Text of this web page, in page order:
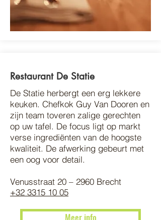
Restaurant De Statie
De Statie herbergt een erg lekkere
keuken. Chefkok Guy Van Dooren en
zijn team toveren zalige gerechten
op uw tafel. De focus ligt op markt
verse ingrediënten van de hoogste
kwaliteit. De afwerking gebeurt met
een oog voor detail.
Venusstraat 20 – 2960 Brecht
+32 3315 10 05
Meer info